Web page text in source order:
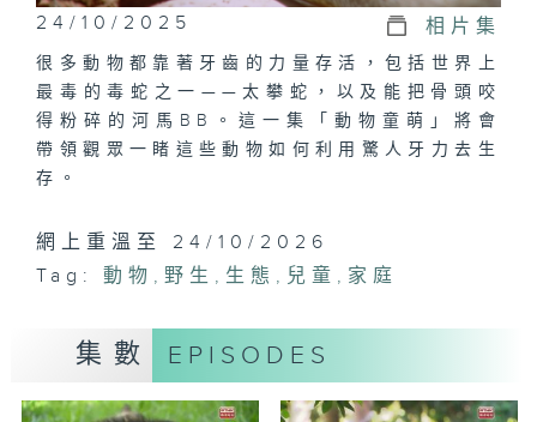
24/10/2025 相片集
很多動物都靠著牙齒的力量存活，包括世界上
最毒的毒蛇之一——太攀蛇，以及能把骨頭咬
得粉碎的河馬BB。這一集「動物童萌」將會
帶領觀眾一睹這些動物如何利用驚人牙力去生
存。
網上重溫至 24/10/2026
Tag:
動物 , 野生 , 生態 , 兒童 , 家庭
集數 EPISODES